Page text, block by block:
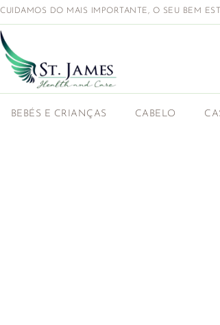
CUIDAMOS DO MAIS IMPORTANTE, O SEU BEM
BEBÉS E CRIANÇAS CABELO